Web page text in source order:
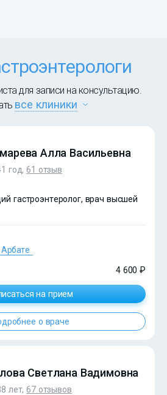
для записи на консультацию.
все клиники
Алла Васильевна
год,61 отзыв
гастроэнтеролог, врач высшей
4 600 ₽
на прием
о враче
Светлана Вадимовна
лет,67 отзывов